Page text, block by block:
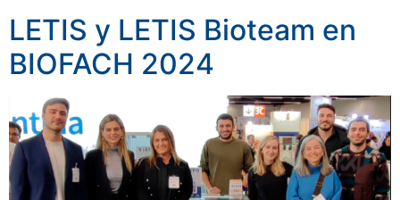
LETIS y LETIS Bioteam en
BIOFACH 2024